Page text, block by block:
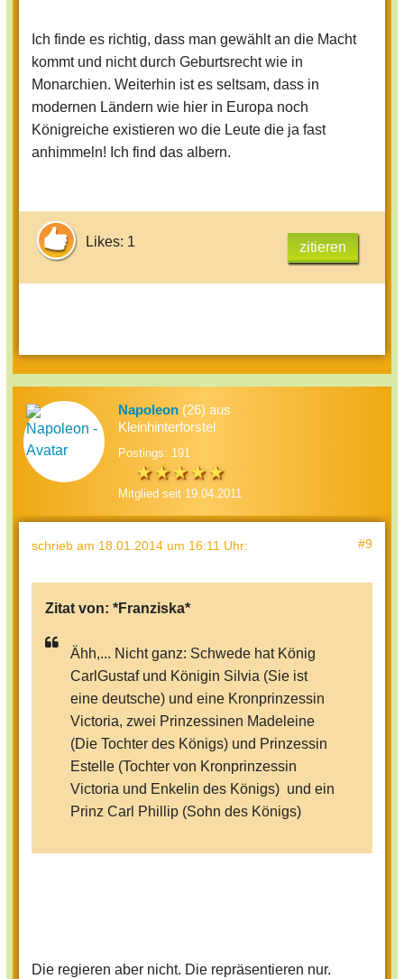
Ich finde es richtig, dass man gewählt an die Macht
kommt und nicht durch Geburtsrecht wie in
Monarchien. Weiterhin ist es seltsam, dass in
modernen Ländern wie hier in Europa noch
Königreiche existieren wo die Leute die ja fast
anhimmeln! Ich find das albern.
Likes: 1 zitieren
Napoleon (26) aus
Kleinhinterforstel
Postings: 191
Mitglied seit 19.04.2011
schrieb am 18.01.2014 um 16:11 Uhr: #9
Zitat von: *Franziska*
Ähh,... Nicht ganz: Schwede hat König
CarlGustaf und Königin Silvia (Sie ist
eine deutsche) und eine Kronprinzessin
Victoria, zwei Prinzessinen Madeleine
(Die Tochter des Königs) und Prinzessin
Estelle (Tochter von Kronprinzessin
Victoria und Enkelin des Königs) und ein
Prinz Carl Phillip (Sohn des Königs)
Die regieren aber nicht. Die repräsentieren nur.